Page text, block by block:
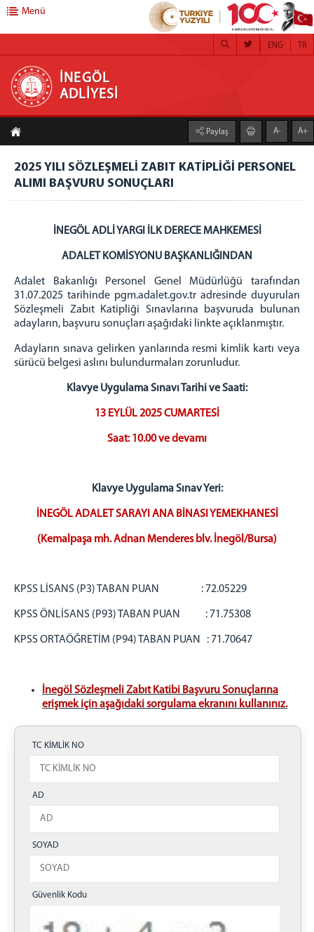
İNEGÖL ADLİYESİ
ANA SAYFA
BAŞSAVCILIK
CUMHURİYET BAŞSAVCISI
CUMHURİYET SAVCILARI
ADLİYEMİZ
ADLİYE ANA BİNA
CUMHURİYET BAŞSAVCILIĞI BİRİMLERİ
İDARİ İŞLER MÜDÜRLÜĞÜ
ADLİ DESTEK VE MAĞDUR HİZMETLERİ
MÜDÜRLÜĞÜ
İNEGÖL ADLİ TIP ŞUBE MÜDÜRLÜĞÜ
ADLİ SİCİL BÜROSU
İNEGÖL BİLGİ İŞLEM ŞEFLİĞİ
İLÇE SEÇİM KURULU
İCRA DAİRESİ
İNEGÖL DENETİMLİ SERBESTLİK MÜDÜRLÜĞÜ
MAHKEMELER
HUKUK MAHKEMELERİ
MAHKEMELER VEZNESİ - TEVZİİ BÜROSU - TARAMA
MÜLHAKATLAR
YENİŞEHİR KADIN KAPALI CEZA İNFAZ KURUMU
İZNİK ADLİYESİ
İLETİŞİM
Menü
İNEGÖL
ADLİYESİ
TR
ENG
Paylaş A- A+
2025 YILI SÖZLEŞMELİ ZABIT KATİPLİĞİ PERSONEL
ALIMI BAŞVURU SONUÇLARI
İNEGÖL ADLİ YARGI İLK DERECE MAHKEMESİ
ADALET KOMİSYONU BAŞKANLIĞINDAN
Adalet Bakanlığı Personel Genel Müdürlüğü tarafından
31.07.2025 tarihinde pgm.adalet.gov.tr adresinde duyurulan
Sözleşmeli Zabıt Katipliği Sınavlarına başvuruda bulunan
adayların, başvuru sonuçları aşağıdaki linkte açıklanmıştır.
Adayların sınava gelirken yanlarında resmi kimlik kartı veya
sürücü belgesi aslını bulundurmaları zorunludur.
Klavye Uygulama Sınavı Tarihi ve Saati:
13 EYLÜL 2025 CUMARTESİ
Saat: 10.00 ve devamı
Klavye Uygulama Sınav Yeri:
İNEGÖL ADALET SARAYI ANA BİNASI YEMEKHANESİ
(Kemalpaşa mh. Adnan Menderes blv. İnegöl/Bursa)
KPSS LİSANS (P3) TABAN PUAN : 72.05229
KPSS ÖNLİSANS (P93) TABAN PUAN : 71.75308
KPSS ORTAÖĞRETİM (P94) TABAN PUAN : 71.70647
İnegöl Sözleşmeli Zabıt Katibi Başvuru Sonuçlarına
erişmek için aşağıdaki sorgulama ekranını kullanınız.
TC KİMLİK NO
AD
SOYAD
Güvenlik Kodu